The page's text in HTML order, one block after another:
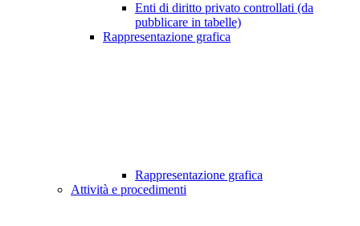
Enti di diritto privato controllati (da
pubblicare in tabelle)
Rappresentazione grafica
Rappresentazione grafica
Attività e procedimenti